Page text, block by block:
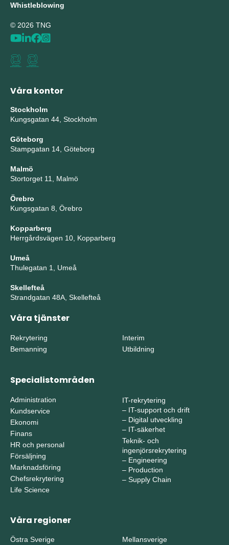
Whistleblowing
© 2026 TNG
Våra kontor
Stockholm
Kungsgatan 44, Stockholm
Göteborg
Stampgatan 14, Göteborg
Malmö
Stortorget 11, Malmö
Örebro
Kungsgatan 8, Örebro
Kopparberg
Herrgårdsvägen 10, Kopparberg
Umeå
Thulegatan 1, Umeå
Skellefteå
Strandgatan 48A, Skellefteå
Våra tjänster
Rekrytering
Bemanning
Interim
Utbildning
Specialistområden
Administration
Kundservice
Ekonomi
Finans
HR och personal
Försäljning
Marknadsföring
Chefsrekrytering
Life Science
IT-rekrytering
– IT-support och drift
– Digital utveckling
– IT-säkerhet
Teknik- och
ingenjörsrekrytering
– Engineering
– Production
– Supply Chain
Våra regioner
Östra Sverige Mellansverige